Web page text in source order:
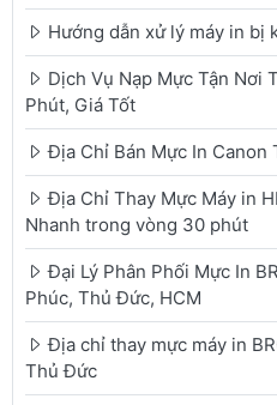
Hướng dẫn xử lý máy in bị
Dịch Vụ Nạp Mực Tận Nơi
Phút, Giá Tốt
Địa Chỉ Bán Mực In Canon
Địa Chỉ Thay Mực Máy in
Nhanh trong vòng 30 phút
Đại Lý Phân Phối Mực In
Phúc, Thủ Đức, HCM
Địa chỉ thay mực máy in
Thủ Đức